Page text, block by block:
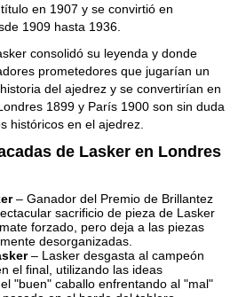
en 1907 y se convirtió en
1909 hasta 1936.
consolidó su leyenda y donde
prometedores que jugarían un
del ajedrez y se convertirían en
1899 y París 1900 son sin duda
históricos en el ajedrez.
de Lasker en Londres
– Ganador del Premio de Brillantez
sacrificio de pieza de Lasker
forzado, pero deja a las piezas
desorganizadas.
– Lasker desgasta al campeón
el final, utilizando las ideas
"buen" caballo enfrentando al "mal"